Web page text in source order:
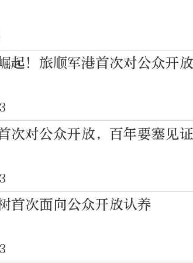
起！旅顺军港首次对公众开放
次对公众开放，百年要塞见
首次面向公众开放认养